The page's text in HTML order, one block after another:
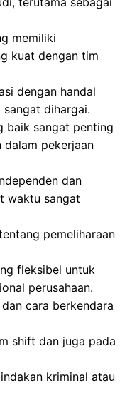
memiliki
kuat dengan tim
dengan handal
sangat dihargai.
baik sangat penting
dalam pekerjaan
dan
waktu sangat
pemeliharaan
fleksibel untuk
perusahaan.
cara berkendara
shift dan juga pada
kriminal atau